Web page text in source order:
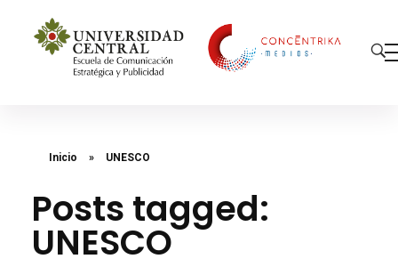
Inicio » UNESCO
Posts tagged:
UNESCO